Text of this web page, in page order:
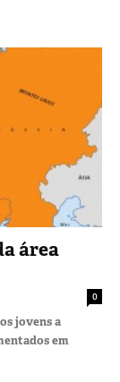
área
0
jovens a
em